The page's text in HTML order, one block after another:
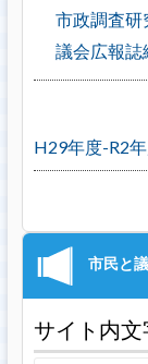
市政調査研
議会広報誌
H29年度-R2
サイト内文